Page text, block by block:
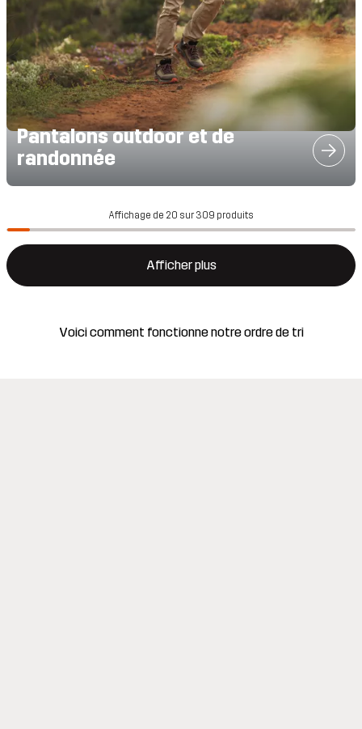
Pantalons outdoor et de
randonnée
Affichage de 20 sur 309 produits
Afficher plus
Voici comment fonctionne notre ordre de tri